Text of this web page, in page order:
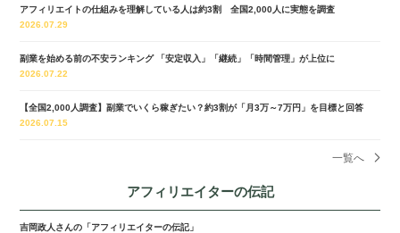
アフィリエイトの仕組みを理解している人は約3割 全国2,000人に実態を調査
2026.07.29
副業を始める前の不安ランキング 「安定収入」「継続」「時間管理」が上位に
2026.07.22
【全国2,000人調査】副業でいくら稼ぎたい？約3割が「月3万～7万円」を目標と回答
2026.07.15
一覧へ
アフィリエイターの伝記
吉岡政人さんの「アフィリエイターの伝記」